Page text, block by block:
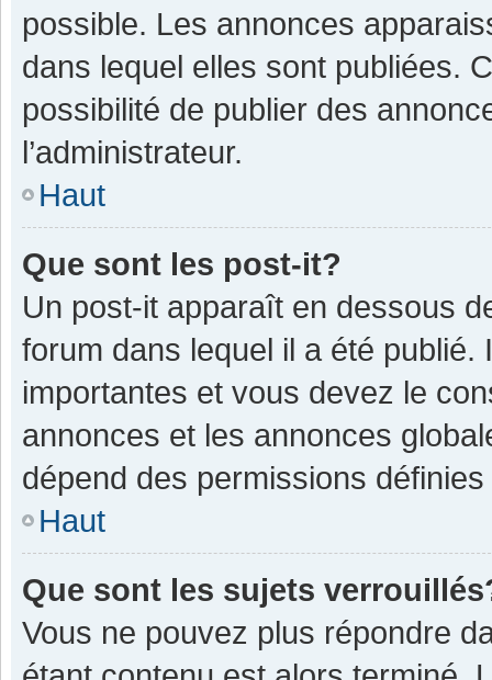
possible. Les annonces
dans lequel elles sont publiées.
possibilité de publier des
l’administrateur.
Haut
Que sont les post-it?
Un post-it apparaît en dessous
forum dans lequel il a été
importantes et vous devez le
annonces et les annonces
dépend des permissions définies
Haut
Que sont les sujets
Vous ne pouvez plus répondre